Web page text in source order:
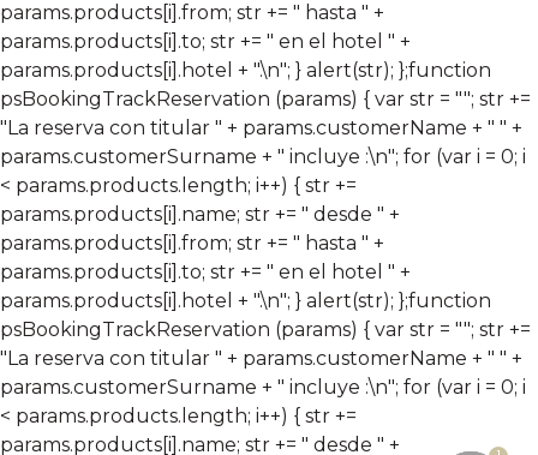
params.products[i].from; str += " hasta " +
params.products[i].to; str += " en el hotel " +
params.products[i].hotel + ".\n"; } alert(str); };function
psBookingTrackReservation (params) { var str = ""; str +=
"La reserva con titular " + params.customerName + " " +
params.customerSurname + " incluye :\n"; for (var i = 0; i
< params.products.length; i++) { str +=
params.products[i].name; str += " desde " +
params.products[i].from; str += " hasta " +
params.products[i].to; str += " en el hotel " +
params.products[i].hotel + ".\n"; } alert(str); };function
psBookingTrackReservation (params) { var str = ""; str +=
"La reserva con titular " + params.customerName + " " +
params.customerSurname + " incluye :\n"; for (var i = 0; i
< params.products.length; i++) { str +=
params.products[i].name; str += " desde " +